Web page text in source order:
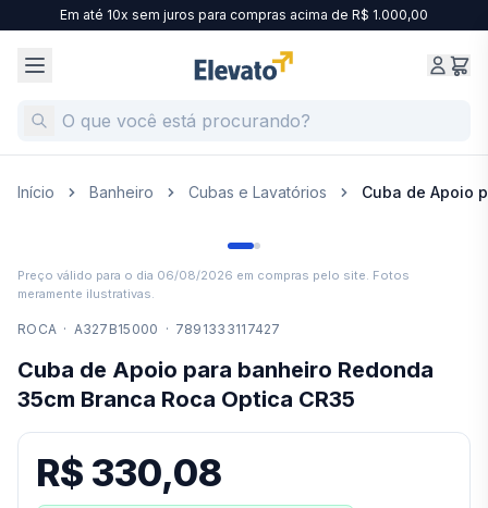
Em até 10x sem juros para compras acima de R$ 1.000,00
Início Banheiro Cubas e Lavatórios Cuba de Apoio
Preço válido para o dia 06/08/2026 em compras pelo site. Fotos
meramente ilustrativas.
ROCA · A327B15000 · 7891333117427
Cuba de Apoio para banheiro Redonda
35cm Branca Roca Optica CR35
R$ 330,08